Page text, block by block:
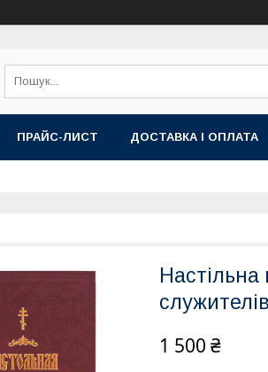
ПРАЙС-ЛИСТ ДОСТАВКА І ОПЛАТА
1 500 ₴